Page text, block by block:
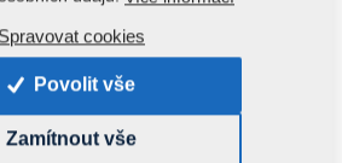
i pro následující stroje:
0,8600 kg
Spravovat cookies
Povolit vše
Zamítnout vše